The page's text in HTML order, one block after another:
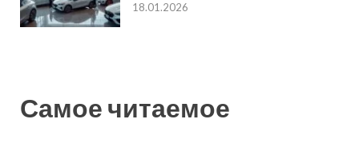
18.01.2026
Самое читаемое